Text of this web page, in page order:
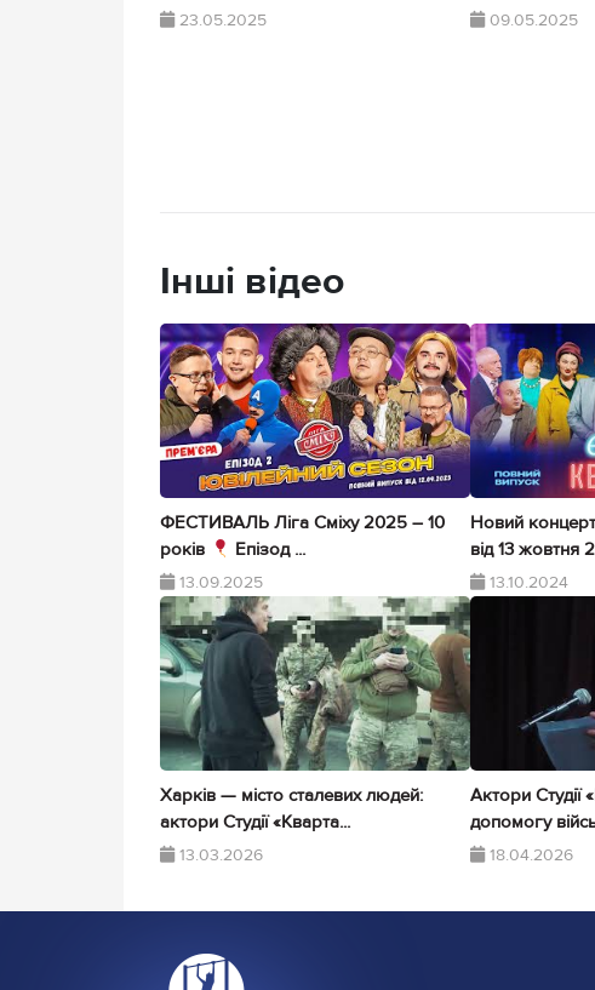
23.05.2025 09.05.2025
Інші відео
ФЕСТИВАЛЬ Ліга Сміху 2025 – 10
років
Епізод ...
13.09.2025
Новий
від 13 жовтня
13.10.2024
Харків — місто сталевих людей:
актори Студії «Кварта...
13.03.2026
Актори Студії
допомогу
18.04.2026